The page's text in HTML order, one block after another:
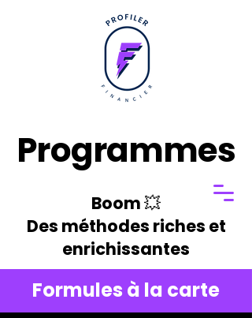
Programmes
Boom 💥
Des méthodes riches et
enrichissantes
Formules à la carte